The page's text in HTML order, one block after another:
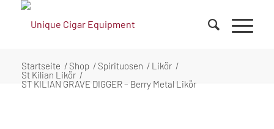
Startseite / Shop / Spirituosen / Likör /
St Kilian Likör /
ST KILIAN GRAVE DIGGER – Berry Metal Likör